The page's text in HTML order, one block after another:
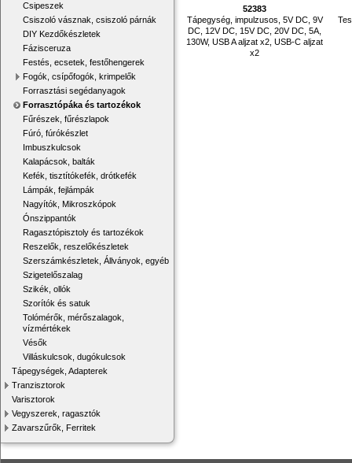
Csipeszek
Csiszoló vásznak, csiszoló párnák
DIY Kezdőkészletek
Fázisceruza
Festés, ecsetek, festőhengerek
Fogók, csípőfogók, krimpelők
Forrasztási segédanyagok
Forrasztópáka és tartozékok
Fűrészek, fűrészlapok
Fúró, fúrókészlet
Imbuszkulcsok
Kalapácsok, balták
Kefék, tisztítókefék, drótkefék
Lámpák, fejlámpák
Nagyítók, Mikroszkópok
Ónszippantók
Ragasztópisztoly és tartozékok
Reszelők, reszelőkészletek
Szerszámkészletek, Állványok, egyéb
Szigetelőszalag
Szikék, ollók
Szorítók és satuk
Tolómérők, mérőszalagok,
vízmértékek
Vésők
Villáskulcsok, dugókulcsok
Tápegységek, Adapterek
Tranzisztorok
Varisztorok
Vegyszerek, ragasztók
Zavarszűrők, Ferritek
52383
Tápegység, impulzusos, 5V DC, 9V
DC, 12V DC, 15V DC, 20V DC, 5A,
130W, USB A aljzat x2, USB-C aljzat
x2